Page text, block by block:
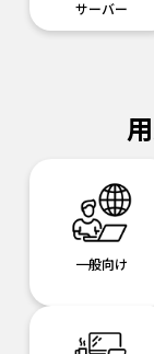
サーバー
一般向け